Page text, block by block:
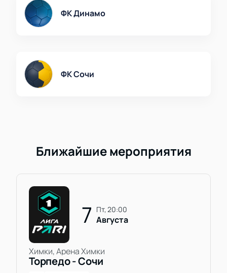
ФК Динамо
ФК Сочи
Ближайшие мероприятия
7 пт, 20:00
Августа
Химки, Арена Химки
Торпедо - Сочи